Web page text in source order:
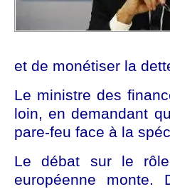
et de monétiser la
Le ministre des
loin, en demandant
pare-feu face à la
Le débat sur le
européenne